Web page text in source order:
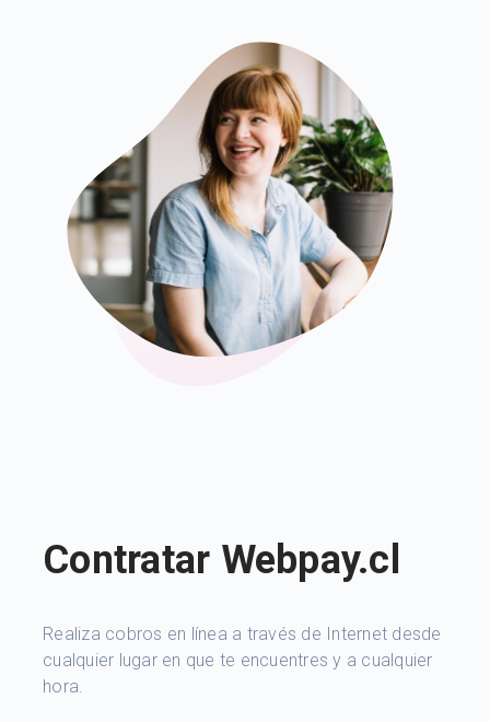
Contratar Webpay.cl
Realiza cobros en línea a través de Internet desde
cualquier lugar en que te encuentres y a cualquier
hora.